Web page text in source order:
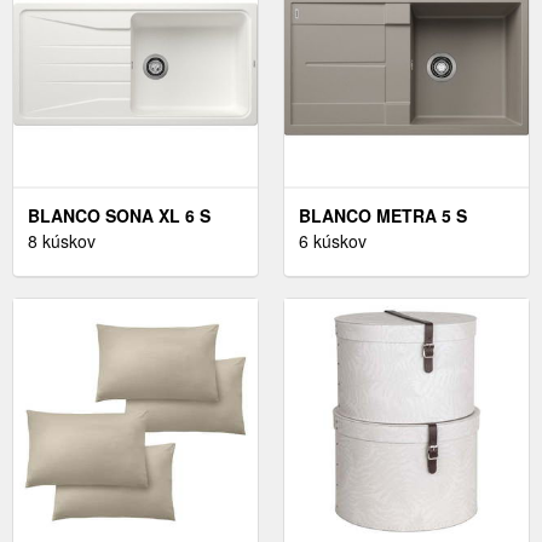
BLANCO SONA XL 6 S
BIELA + DODATOČNÁ
8 kúskov
BLANCO METRA 5 S
TARTUFO + DODATOČNÁ
6 kúskov